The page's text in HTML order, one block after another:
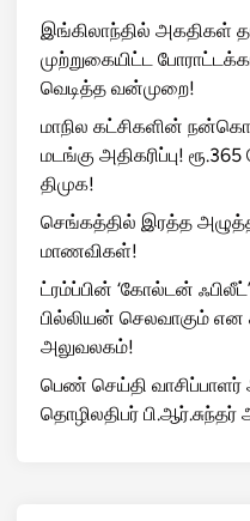
இங்கிலாந்தில் அகதிகள்
முற்றுகையிட்ட
வெடித்த வன்முறை!
மாநில கட்சிகளின்
மடங்கு அதிகரிப்பு!
திமுக!
செங்கத்தில் இரத்த
மாணவிகள்!
ட்ரம்ப்பின் ‘கோல்டன்
பில்லியன் செலவாகும்
அலுவலகம்!
பெண் செய்தி வாசிப்பாளர்
தொழிலதிபர் பி.ஆர்.சுந்தர்